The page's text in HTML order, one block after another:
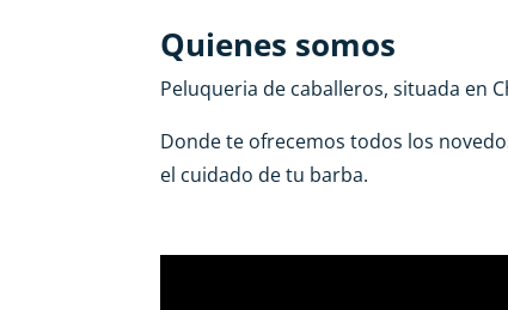
Quienes somos
Peluqueria de caballeros, situada en
Donde te ofrecemos todos los
el cuidado de tu barba.